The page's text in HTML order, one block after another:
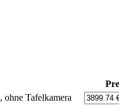
Tafelkamera